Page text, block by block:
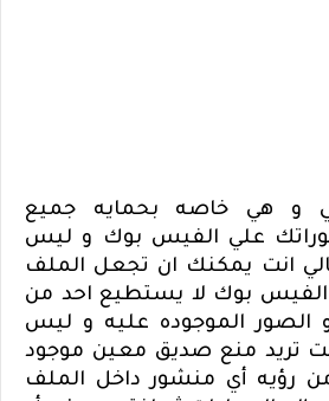
و هي خاصه بحمايه جميع
علي الفيس بوك و ليس
انت يمكنك ان تجعل الملف
بوك لا يستطيع احد من
الصور الموجوده عليه و ليس
تريد منع صديق معين موجود
رؤيه أي منشور داخل الملف